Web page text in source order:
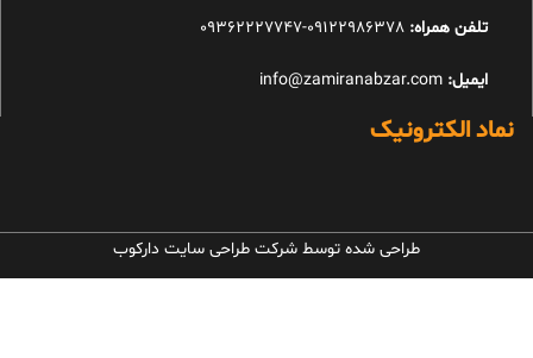
تلفن همراه: 09122986378-09362227747
ایمیل:
نماد الکترونیک
طراحی شده توسط شرکت طراحی سایت دارکوب